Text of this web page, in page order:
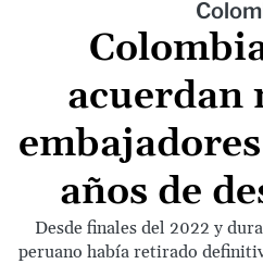
acuerdan
años de
Desde finales del 2022 y
peruano había retirado